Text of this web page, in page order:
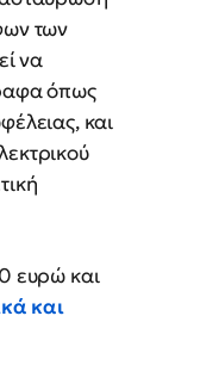
των
να
όπως
και
ευρώ και
και